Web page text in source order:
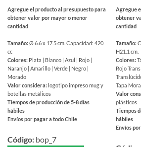
Agregue el producto al presupuesto para
obtener valor por mayor o menor
cantidad
Tamaño:Ø 6.6 x 17.5 cm. Capacidad: 420
cc
Colores: Plata | Blanco | Azul | Rojo |
Naranjo | Amarillo | Verde | Negro |
Morado
Valor considera: logotipo impreso mug y
botellas metálicos
Tiempos de producción de 5-8 días
hábiles
Envíos por pagar a todo Chile
producto
Código: bop_7
Agregue
obtener
cantidad
Tamaño:
H21.1 cm.
Colores:
Rojo
Tapa
Valor
plásticos
Tiempos
hábiles
Envíos